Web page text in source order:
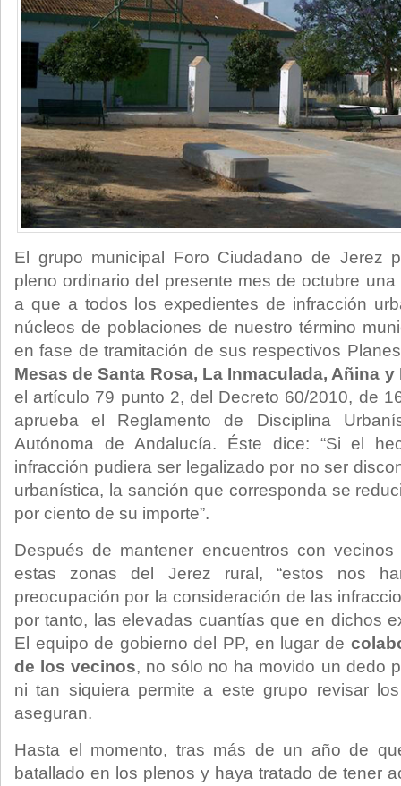
El grupo municipal Foro Ciudadano de Jerez
pleno ordinario del presente mes de octubre
a que a todos los expedientes de infracción
núcleos de poblaciones de nuestro término
en fase de tramitación de sus respectivos
Mesas de Santa Rosa, La Inmaculada, Añina y
el artículo 79 punto 2, del Decreto 60/2010, de
aprueba el Reglamento de Disciplina
Autónoma de Andalucía. Éste dice: “Si el
infracción pudiera ser legalizado por no ser
urbanística, la sanción que corresponda se
por ciento de su importe”.
Después de mantener encuentros con
estas zonas del Jerez rural, “estos nos
preocupación por la consideración de las
por tanto, las elevadas cuantías que en dichos
El equipo de gobierno del PP, en lugar de
de los vecinos, no sólo no ha movido un dedo
ni tan siquiera permite a este grupo revisar
aseguran.
Hasta el momento, tras más de un año de
batallado en los plenos y haya tratado de tener